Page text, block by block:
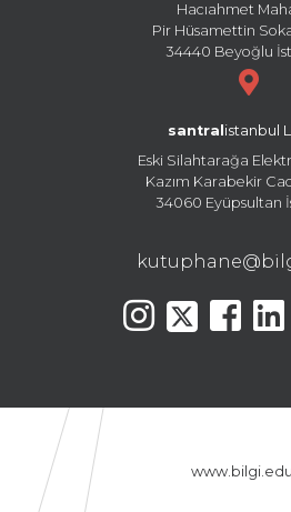
Hacıahmet
Pir Hüsamettin
34440 Beyoğlu
santral istanbul
Eski Silahtarağa
Kazım Karabekir
34060 Eyüpsultan